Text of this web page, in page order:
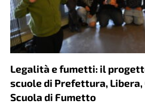
Legalità e fumetti: il
scuole di Prefettura, Libera,
Scuola di Fumetto